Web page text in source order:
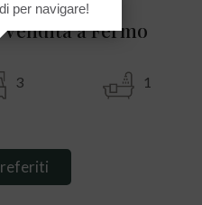
a Fermo
3 1
Rif. 115308
per navigare!